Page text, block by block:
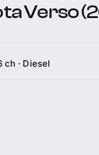
Verso
ch · Diesel